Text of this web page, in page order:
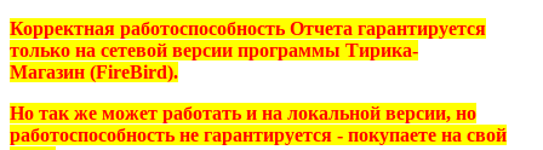
Корректная работоспособность Отчета гарантируется
только на сетевой версии программы Тирика-
Магазин (FireBird).
Но так же может работать и на локальной версии, но
работоспособность не гарантируется - покупаете на свой